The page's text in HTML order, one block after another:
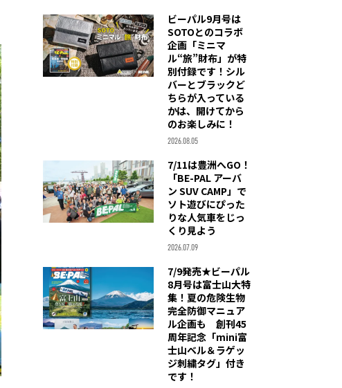
ビーパル9月号は
SOTOとのコラボ
企画「ミニマ
ル“旅”財布」が特
別付録です！シル
バーとブラックど
ちらが入っている
かは、開けてから
のお楽しみに！
2026.08.05
7/11は豊洲へGO！
「BE-PAL アーバ
ン SUV CAMP」で
ソト遊びにぴった
りな人気車をじっ
くり見よう
2026.07.09
7/9発売★ビーパル
8月号は富士山大特
集！夏の危険生物
完全防御マニュア
ル企画も 創刊45
周年記念「mini富
士山ベル＆ラゲッ
ジ刺繍タグ」付き
です！